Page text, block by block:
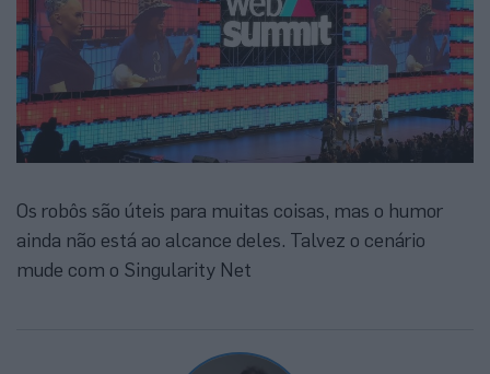
Os robôs são úteis para muitas coisas, mas o humor
ainda não está ao alcance deles. Talvez o cenário
mude com o Singularity Net